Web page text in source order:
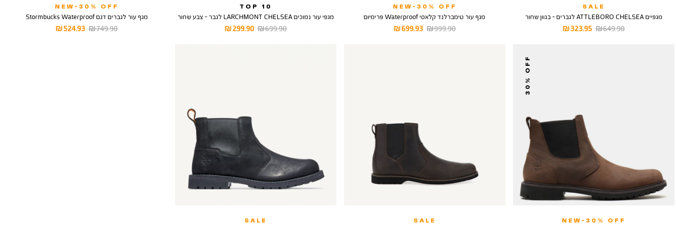
SALE
מגפיים ATTLEBORO CHELSEA לגברים - בגוון שחור
מחיר
323.95 ₪
מחיר
649.90 ₪
NEW-30% OFF
מגף עור טימברלנד קלאסי Waterproof פרימיום
מחיר
699.93 ₪
מחיר
999.90 ₪
TOP 10
מגפי עור נמוכים LARCHMONT CHELSEA לגבר - צבע שחור
מחיר
299.90 ₪
מחיר
699.90 ₪
NEW-30% OFF
מגף עור לגברים דגם Stormbucks Waterproof
מחיר
524.93 ₪
מחיר
749.90 ₪
30% OFF
NEW-30% OFF
SALE
SALE